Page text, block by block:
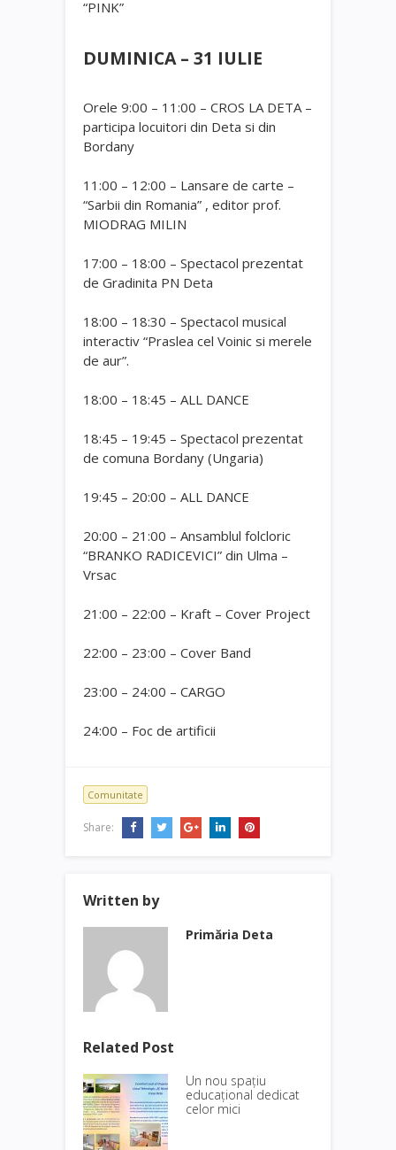
“PINK”
DUMINICA – 31 IULIE
Orele 9:00 – 11:00 – CROS LA DETA –
participa locuitori din Deta si din
Bordany
11:00 – 12:00 – Lansare de carte –
“Sarbii din Romania” , editor prof.
MIODRAG MILIN
17:00 – 18:00 – Spectacol prezentat
de Gradinita PN Deta
18:00 – 18:30 – Spectacol musical
interactiv “Praslea cel Voinic si merele
de aur”.
18:00 – 18:45 – ALL DANCE
18:45 – 19:45 – Spectacol prezentat
de comuna Bordany (Ungaria)
19:45 – 20:00 – ALL DANCE
20:00 – 21:00 – Ansamblul folcloric
“BRANKO RADICEVICI” din Ulma –
Vrsac
21:00 – 22:00 – Kraft – Cover Project
22:00 – 23:00 – Cover Band
23:00 – 24:00 – CARGO
24:00 – Foc de artificii
Comunitate
Share:
Written by
Primăria Deta
Related Post
Un nou spațiu
educațional dedicat
celor mici